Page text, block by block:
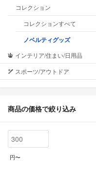
コレクション
コレクションすべて
ノベルティグッズ
インテリア/住まい/日用品
スポーツ/アウトドア
商品の価格で絞り込み
円〜